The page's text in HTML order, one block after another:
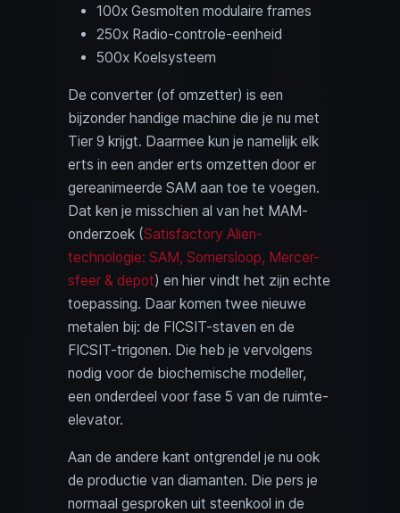
100x Gesmolten modulaire frames
250x Radio-controle-eenheid
500x Koelsysteem
De converter (of omzetter) is een
bijzonder handige machine die je nu met
Tier 9 krijgt. Daarmee kun je namelijk elk
erts in een ander erts omzetten door er
gereanimeerde SAM aan toe te voegen.
Dat ken je misschien al van het MAM-
onderzoek (Satisfactory Alien-
technologie: SAM, Somersloop, Mercer-
sfeer & depot) en hier vindt het zijn echte
toepassing. Daar komen twee nieuwe
metalen bij: de FICSIT-staven en de
FICSIT-trigonen. Die heb je vervolgens
nodig voor de biochemische modeller,
een onderdeel voor fase 5 van de ruimte-
elevator.
Aan de andere kant ontgrendel je nu ook
de productie van diamanten. Die pers je
normaal gesproken uit steenkool in de